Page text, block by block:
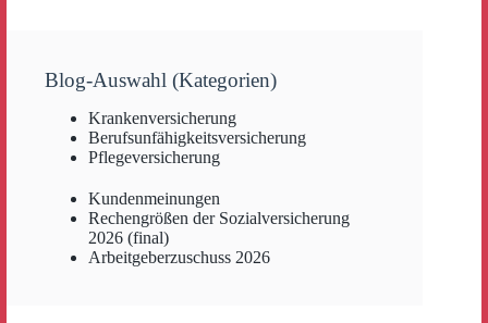
Blog-Auswahl (Kategorien)
Krankenversicherung
Berufsunfähigkeitsversicherung
Pflegeversicherung
Kundenmeinungen
Rechengrößen der Sozialversicherung
2026 (final)
Arbeitgeberzuschuss 2026